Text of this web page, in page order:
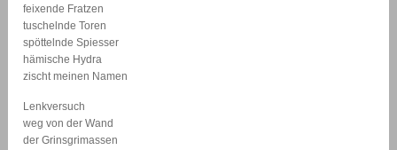
feixende Fratzen
tuschelnde Toren
spöttelnde Spiesser
hämische Hydra
zischt meinen Namen
Lenkversuch
weg von der Wand
der Grinsgrimassen